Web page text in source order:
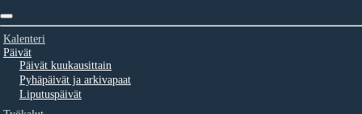
Kalenteri
Päivät
Päivät kuukausittain
Pyhäpäivät ja arkivapaat
Liputuspäivät